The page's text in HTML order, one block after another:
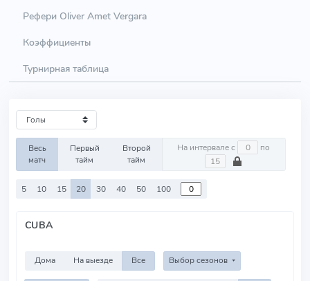
Рефери Oliver Amet Vergara
Коэффициенты
Турнирная таблица
Весь
матч
Первый
тайм
Второй
тайм
На интервале с по
5 10 15 20 30 40 50 100
CUBA
Дома На выезде Все Выбор сезонов